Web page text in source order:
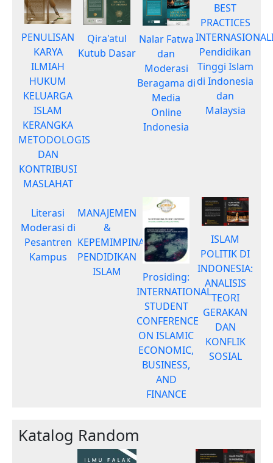
PENULISAN
KARYA
ILMIAH
HUKUM
KELUARGA
ISLAM
KERANGKA
METODOLOGIS
DAN
KONTRIBUSI
MASLAHAT
Qira'atul
Kutub Dasar
Nalar Fatwa
dan
Moderasi
Beragama di
Media
Online
Indonesia
BEST
PRACTICES
Pendidikan
Tinggi Islam
di Indonesia
dan
Malaysia
Literasi
Moderasi di
Pesantren
Kampus
MANAJEMEN
&
KEPEMIMPINAN
PENDIDIKAN
ISLAM
Prosiding:
INTERNATIONAL
STUDENT
CONFERENCE
ON ISLAMIC
ECONOMIC,
BUSINESS,
AND
FINANCE
ISLAM
POLITIK DI
INDONESIA:
ANALISIS
TEORI
GERAKAN
DAN
KONFLIK
SOSIAL
Katalog Random